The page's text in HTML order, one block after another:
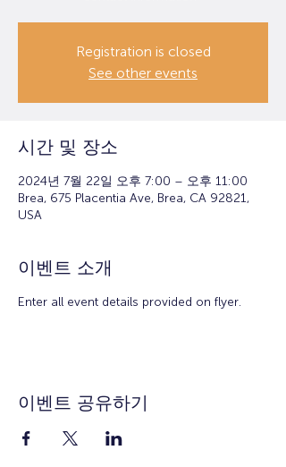
Registration is closed
See other events
시간 및 장소
2024년 7월 22일 오후 7:00 – 오후 11:00
Brea, 675 Placentia Ave, Brea, CA 92821,
USA
이벤트 소개
Enter all event details provided on flyer.
이벤트 공유하기